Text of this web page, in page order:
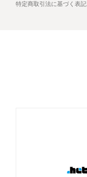
特定商取引法に基づく表記